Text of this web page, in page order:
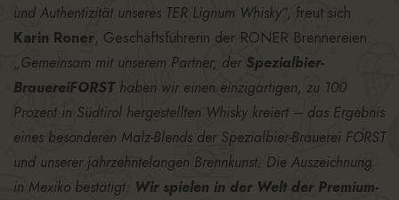
und Authentizität unseres TER Lignum Whisky“, freut sich
Karin Roner, Geschäftsführerin der RONER Brennereien.
„Gemeinsam mit unserem Partner, der Spezialbier-
BrauereiFORSThaben wir einen einzigartigen, zu 100
Prozent in Südtirol hergestellten Whisky kreiert – das Ergebnis
eines besonderen Malz-Blends der Spezialbier-Brauerei FORST
und unserer jahrzehntelangen Brennkunst. Die Auszeichnung
in Mexiko bestätigt: Wir spielen in der Welt der Premium-